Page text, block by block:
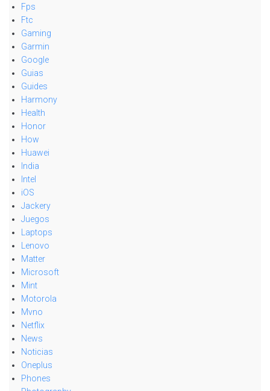
Fps
Ftc
Gaming
Garmin
Google
Guias
Guides
Harmony
Health
Honor
How
Huawei
India
Intel
iOS
Jackery
Juegos
Laptops
Lenovo
Matter
Microsoft
Mint
Motorola
Mvno
Netflix
News
Noticias
Oneplus
Phones